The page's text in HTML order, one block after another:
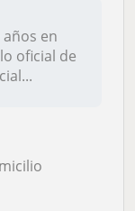
en
oficial de